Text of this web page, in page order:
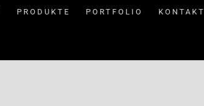
PRODUKTE PORTFOLIO KONTAKT